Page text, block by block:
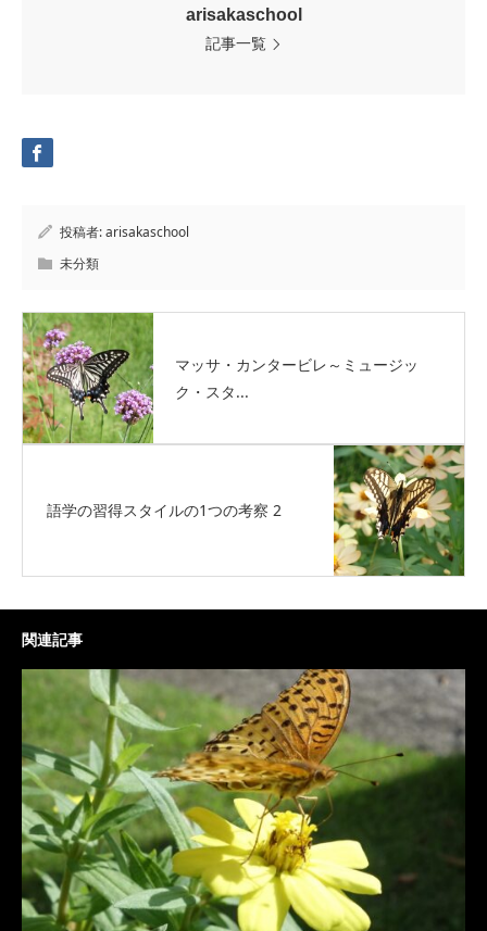
arisakaschool
記事一覧
投稿者:arisakaschool
未分類
マッサ・カンタービレ～ミュージッ
ク・スタ...
語学の習得スタイルの1つの考察 2
関連記事